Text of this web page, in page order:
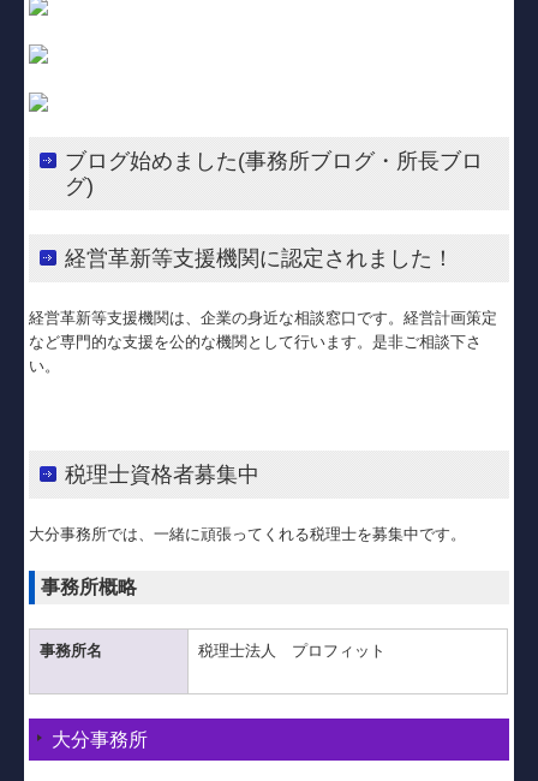
事務所概略
事務所名 税理士法人 プロフィット
大分事務所
ブログ始めました(事務所ブログ・所長ブロ
グ)
経営革新等支援機関に認定されました！
経営革新等支援機関は、企業の身近な相談窓口です。経営計画策定
など専門的な支援を公的な機関として行います。是非ご相談下さ
い。
税理士資格者募集中
大分事務所では、一緒に頑張ってくれる税理士を募集中です。